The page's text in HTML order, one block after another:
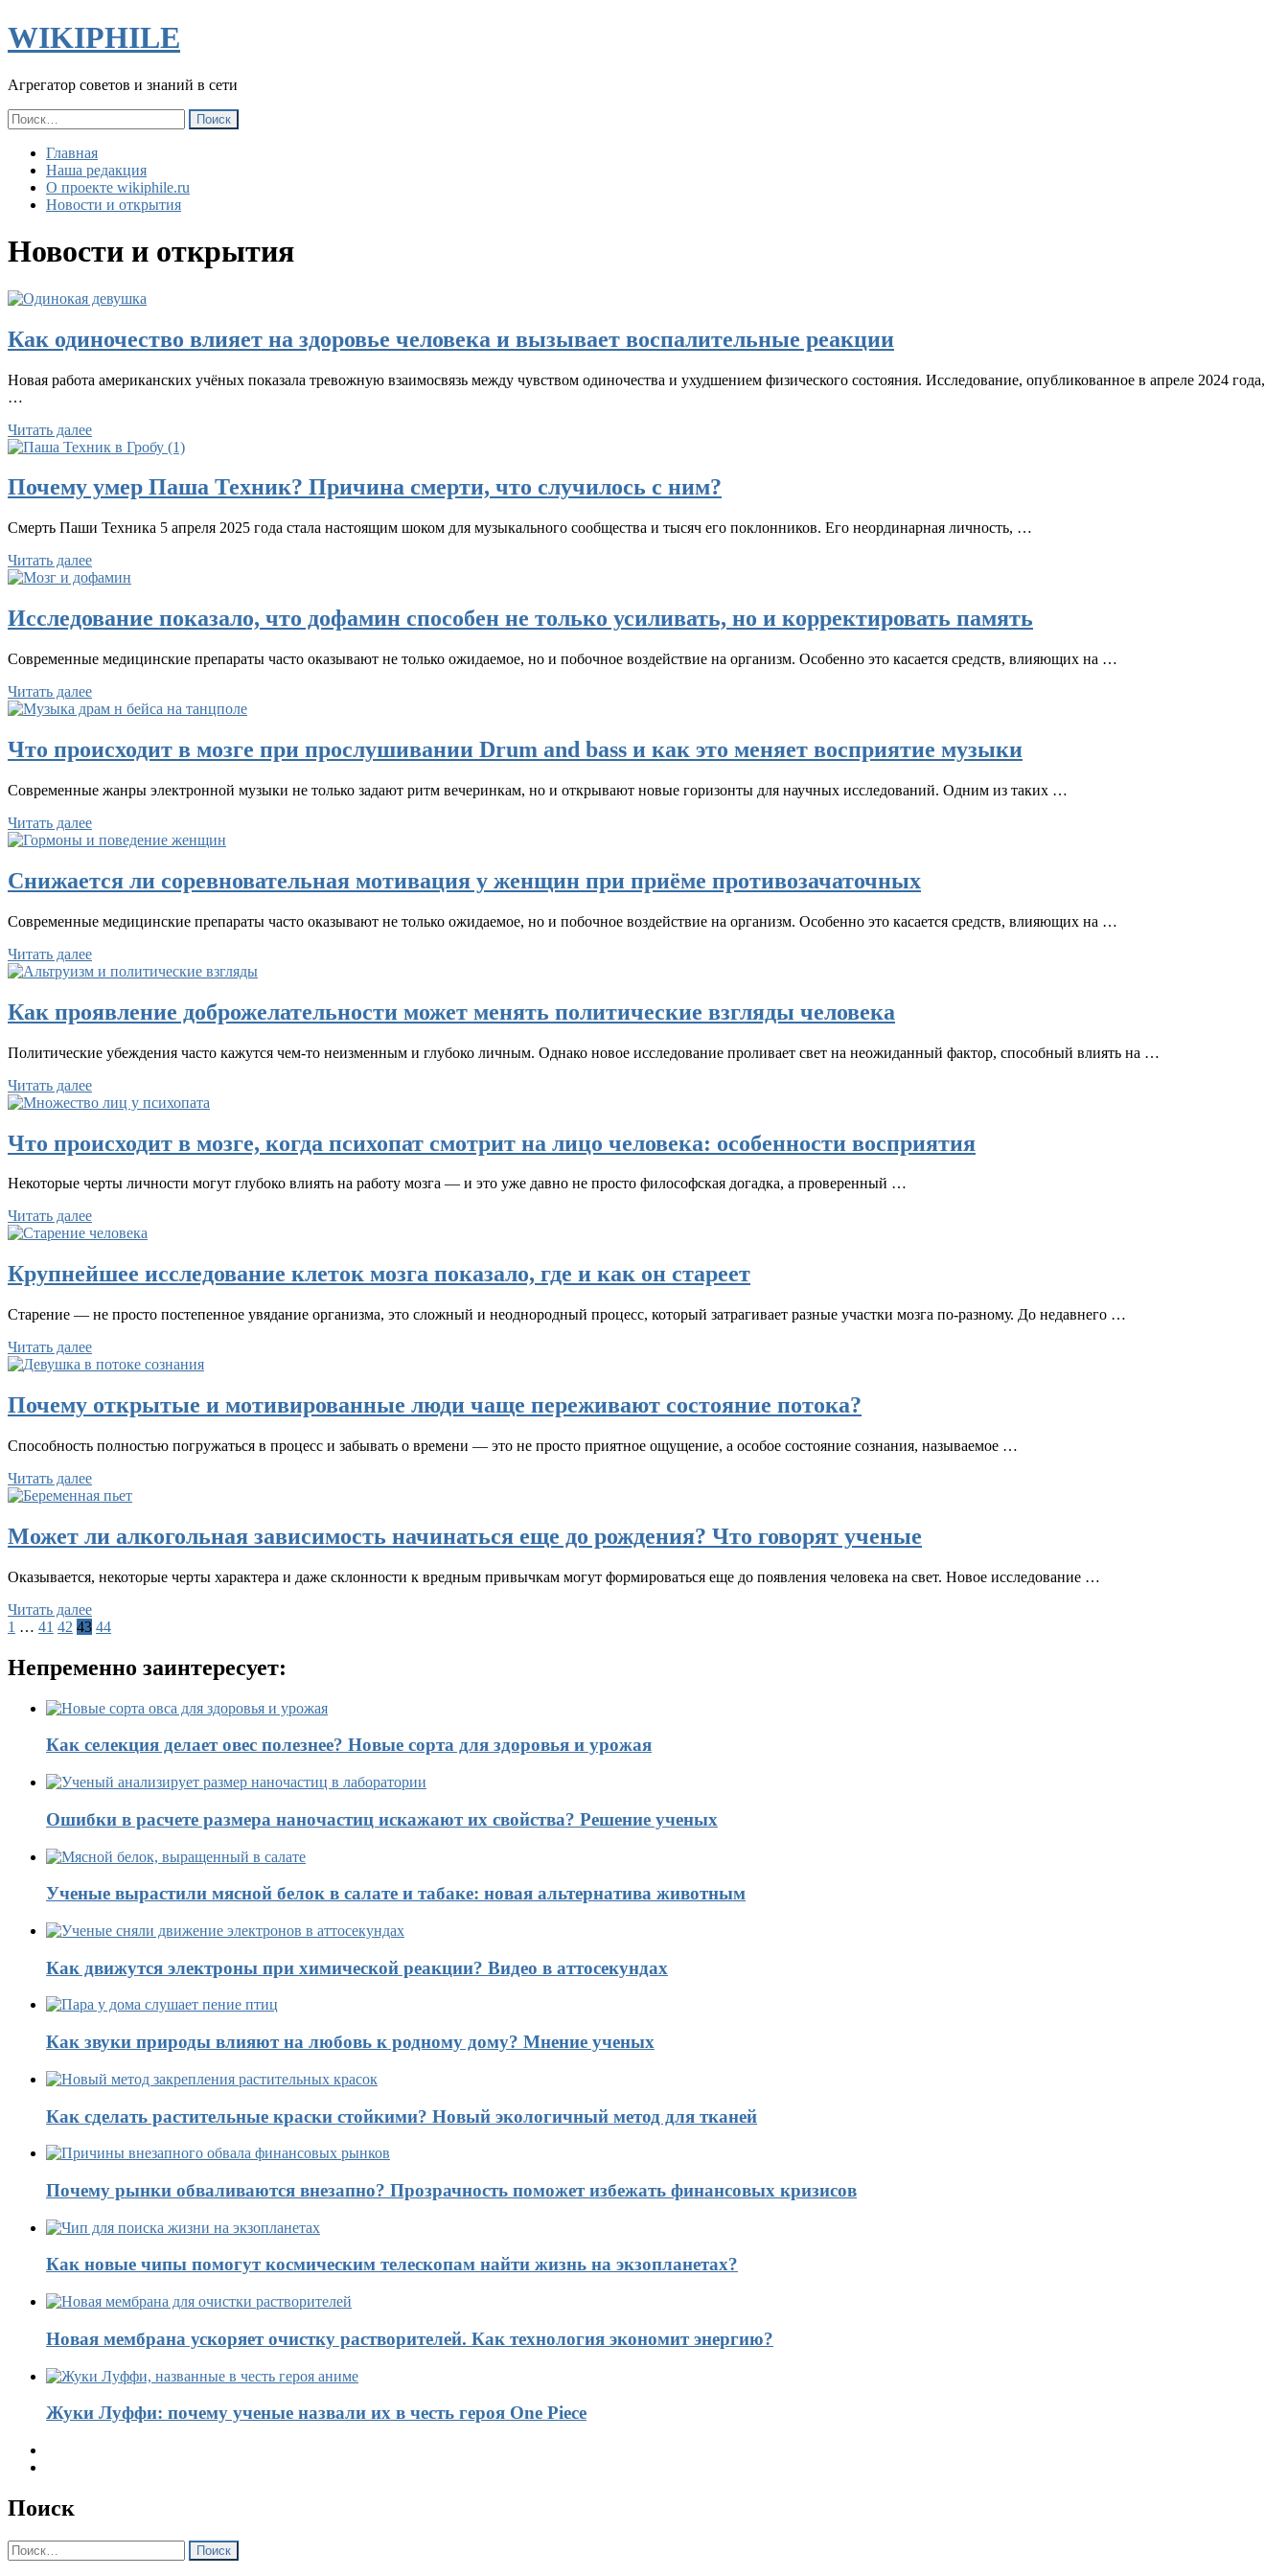
WIKIPHILE
Агрегатор советов и знаний в сети
Найти:
Главная
Наша редакция
О проекте wikiphile.ru
Новости и открытия
Новости и открытия
Как одиночество влияет на здоровье человека и вызывает воспалительные реакции
Новая работа американских учёных показала тревожную взаимосвязь между чувством одиночества и ухудшением физического состояния. Исследование, опубликованное в апреле 2024 года,
…
Читать далее
Почему умер Паша Техник? Причина смерти, что случилось с ним?
Смерть Паши Техника 5 апреля 2025 года стала настоящим шоком для музыкального сообщества и тысяч его поклонников. Его неординарная личность, …
Читать далее
Исследование показало, что дофамин способен не только усиливать, но и корректировать память
Современные медицинские препараты часто оказывают не только ожидаемое, но и побочное воздействие на организм. Особенно это касается средств, влияющих на …
Читать далее
Что происходит в мозге при прослушивании Drum and bass и как это меняет восприятие музыки
Современные жанры электронной музыки не только задают ритм вечеринкам, но и открывают новые горизонты для научных исследований. Одним из таких …
Читать далее
Снижается ли соревновательная мотивация у женщин при приёме противозачаточных
Современные медицинские препараты часто оказывают не только ожидаемое, но и побочное воздействие на организм. Особенно это касается средств, влияющих на …
Читать далее
Как проявление доброжелательности может менять политические взгляды человека
Политические убеждения часто кажутся чем-то неизменным и глубоко личным. Однако новое исследование проливает свет на неожиданный фактор, способный влиять на …
Читать далее
Что происходит в мозге, когда психопат смотрит на лицо человека: особенности восприятия
Некоторые черты личности могут глубоко влиять на работу мозга — и это уже давно не просто философская догадка, а проверенный …
Читать далее
Крупнейшее исследование клеток мозга показало, где и как он стареет
Старение — не просто постепенное увядание организма, это сложный и неоднородный процесс, который затрагивает разные участки мозга по-разному. До недавнего …
Читать далее
Почему открытые и мотивированные люди чаще переживают состояние потока?
Способность полностью погружаться в процесс и забывать о времени — это не просто приятное ощущение, а особое состояние сознания, называемое …
Читать далее
Может ли алкогольная зависимость начинаться еще до рождения? Что говорят ученые
Оказывается, некоторые черты характера и даже склонности к вредным привычкам могут формироваться еще до появления человека на свет. Новое исследование …
Читать далее
Пагинация
записей
1 … 41 42 43 44
Непременно заинтересует:
Как селекция делает овес полезнее? Новые сорта для здоровья и урожая
Ошибки в расчете размера наночастиц искажают их свойства? Решение ученых
Ученые вырастили мясной белок в салате и табаке: новая альтернатива животным
Как движутся электроны при химической реакции? Видео в аттосекундах
Как звуки природы влияют на любовь к родному дому? Мнение ученых
Как сделать растительные краски стойкими? Новый экологичный метод для тканей
Почему рынки обваливаются внезапно? Прозрачность поможет избежать финансовых кризисов
Как новые чипы помогут космическим телескопам найти жизнь на экзопланетах?
Новая мембрана ускоряет очистку растворителей. Как технология экономит энергию?
Жуки Луффи: почему ученые назвали их в честь героя One Piece
Поиск
Найти: